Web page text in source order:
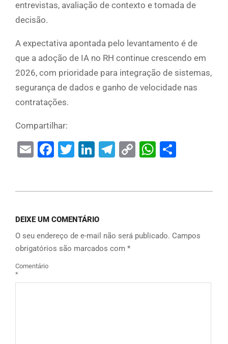
entrevistas, avaliação de contexto e tomada de
decisão.
A expectativa apontada pelo levantamento é de
que a adoção de IA no RH continue crescendo em
2026, com prioridade para integração de sistemas,
segurança de dados e ganho de velocidade nas
contratações.
Compartilhar:
EmailFacebook
Twitter
LinkedIn
Telegram
Copy
DEIXE UM COMENTÁRIO
O seu endereço de e-mail não será publicado. Campos
obrigatórios são marcados com *
Comentário
*